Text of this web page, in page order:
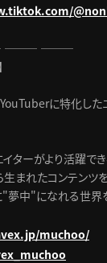
――― ―――
に特化した
ターがより活躍で
まれたコンテンツ
夢中"になれる世界
muchoo/